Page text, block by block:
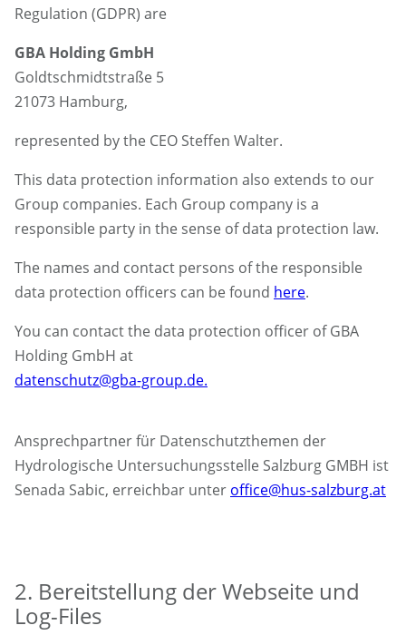
Regulation (GDPR) are
GBA Holding GmbH
Goldtschmidtstraße 5
21073 Hamburg,
represented by the CEO Steffen Walter.
This data protection information also extends to our
Group companies. Each Group company is a
responsible party in the sense of data protection law.
The names and contact persons of the responsible
data protection officers can be found here.
You can contact the data protection officer of GBA
Holding GmbH at
datenschutz@gba-group.de.
Ansprechpartner für Datenschutzthemen der
Hydrologische Untersuchungsstelle Salzburg GMBH ist
Senada Sabic, erreichbar unter office@hus-salzburg.at
2. Bereitstellung der Webseite und
Log-Files